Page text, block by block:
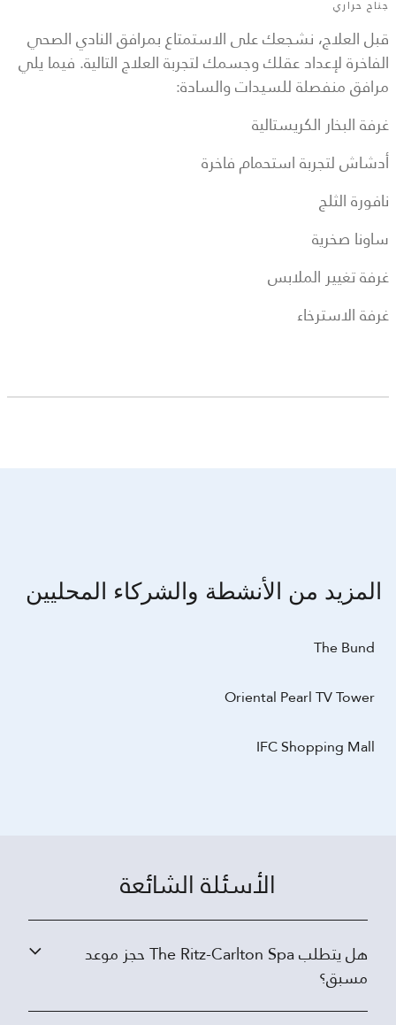
جناح حراري
قبل العلاج، نشجعك على الاستمتاع بمرافق النادي الصحي
الفاخرة لإعداد عقلك وجسمك لتجربة العلاج التالية. فيما يلي
مرافق منفصلة للسيدات والسادة:
غرفة البخار الكريستالية
أدشاش لتجربة استحمام فاخرة
نافورة الثلج
ساونا صخرية
غرفة تغيير الملابس
غرفة الاسترخاء
المزيد من الأنشطة والشركاء المحليين
The Bund
Oriental Pearl TV Tower
IFC Shopping Mall
الأسئلة الشائعة
هل يتطلب The Ritz-Carlton Spa حجز موعد
مسبق؟